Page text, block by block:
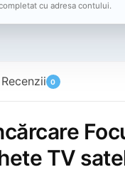
cu adresa contului.
Recenzii 0
TV